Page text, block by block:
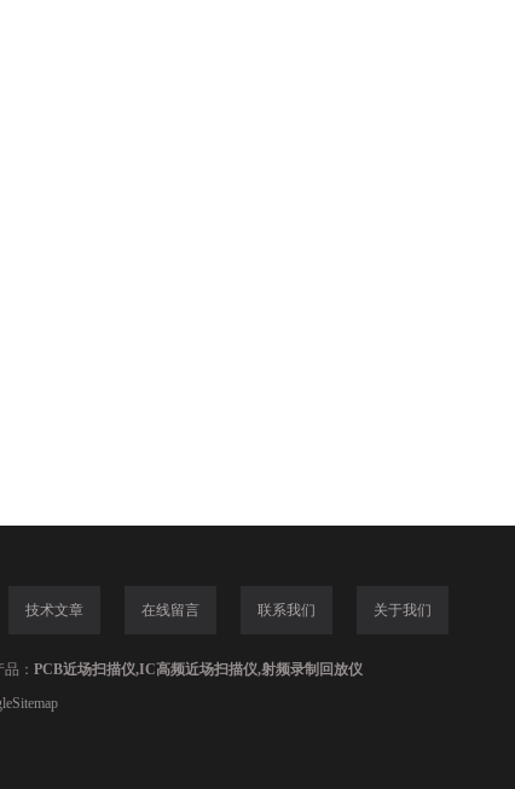
技术文章 在线留言 联系我们 关于我们
： PCB近场扫描仪,IC高频近场扫描仪,射频录制回放仪